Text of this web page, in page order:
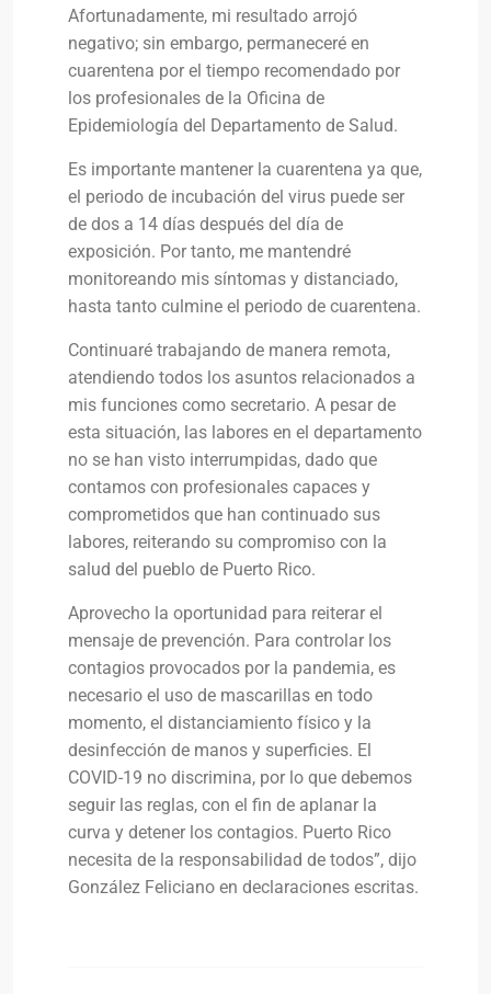
Afortunadamente, mi resultado arrojó
negativo; sin embargo, permaneceré en
cuarentena por el tiempo recomendado por
los profesionales de la Oficina de
Epidemiología del Departamento de Salud.
Es importante mantener la cuarentena ya que,
el periodo de incubación del virus puede ser
de dos a 14 días después del día de
exposición. Por tanto, me mantendré
monitoreando mis síntomas y distanciado,
hasta tanto culmine el periodo de cuarentena.
Continuaré trabajando de manera remota,
atendiendo todos los asuntos relacionados a
mis funciones como secretario. A pesar de
esta situación, las labores en el departamento
no se han visto interrumpidas, dado que
contamos con profesionales capaces y
comprometidos que han continuado sus
labores, reiterando su compromiso con la
salud del pueblo de Puerto Rico.
Aprovecho la oportunidad para reiterar el
mensaje de prevención. Para controlar los
contagios provocados por la pandemia, es
necesario el uso de mascarillas en todo
momento, el distanciamiento físico y la
desinfección de manos y superficies. El
COVID-19 no discrimina, por lo que debemos
seguir las reglas, con el fin de aplanar la
curva y detener los contagios. Puerto Rico
necesita de la responsabilidad de todos”, dijo
González Feliciano en declaraciones escritas.